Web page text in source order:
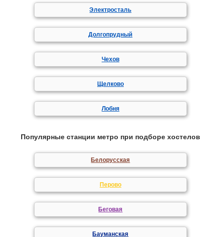
Электросталь
Долгопрудный
Чехов
Щелково
Лобня
Популярные станции метро при подборе хостелов
Белорусская
Перово
Беговая
Бауманская